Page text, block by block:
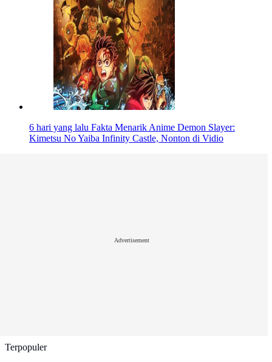
6 hari yang lalu Fakta Menarik Anime Demon Slayer:
Kimetsu No Yaiba Infinity Castle, Nonton di Vidio
Advertisement
Terpopuler